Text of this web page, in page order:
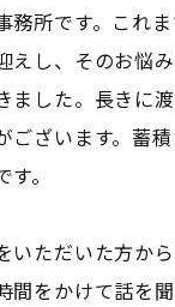
務所です。これ
えし、そのお悩
ました。長きに
ございます。蓄
。
いただいた方か
間をかけて話を聞